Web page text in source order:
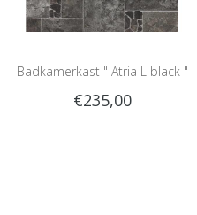
Badkamerkast " Atria L black "
€235,00